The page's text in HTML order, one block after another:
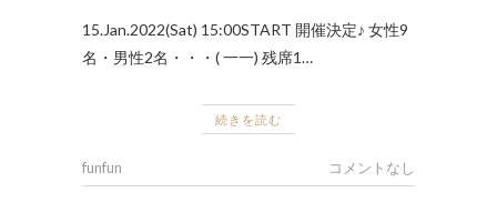
15.Jan.2022(Sat) 15:00START 開催決定♪ 女性9
名・男性2名・・・( 一一) 残席1…
続きを読む
funfun コメントなし